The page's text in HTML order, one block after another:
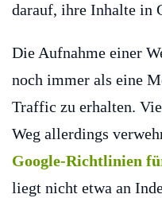
darauf, ihre Inhalte in
Die Aufnahme einer
noch immer als eine
Traffic zu erhalten.
Weg allerdings
Google-Richtlinien
liegt nicht etwa an